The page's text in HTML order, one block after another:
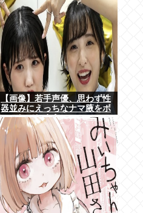
【画像】若手声優、思わず性
器並みにえっちなナマ腋をボ
ロンしてしまうwww